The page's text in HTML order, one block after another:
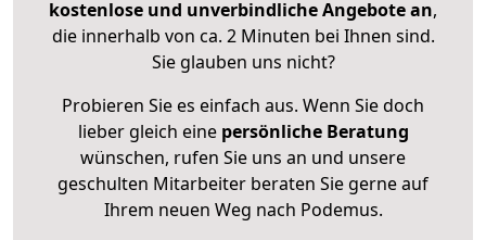
kostenlose und unverbindliche Angebote an,
die innerhalb von ca. 2 Minuten bei Ihnen sind.
Sie glauben uns nicht?
Probieren Sie es einfach aus. Wenn Sie doch
lieber gleich eine persönliche Beratung
wünschen, rufen Sie uns an und unsere
geschulten Mitarbeiter beraten Sie gerne auf
Ihrem neuen Weg nach Podemus.